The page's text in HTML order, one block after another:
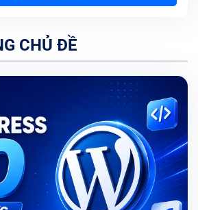
CHỦ ĐỀ